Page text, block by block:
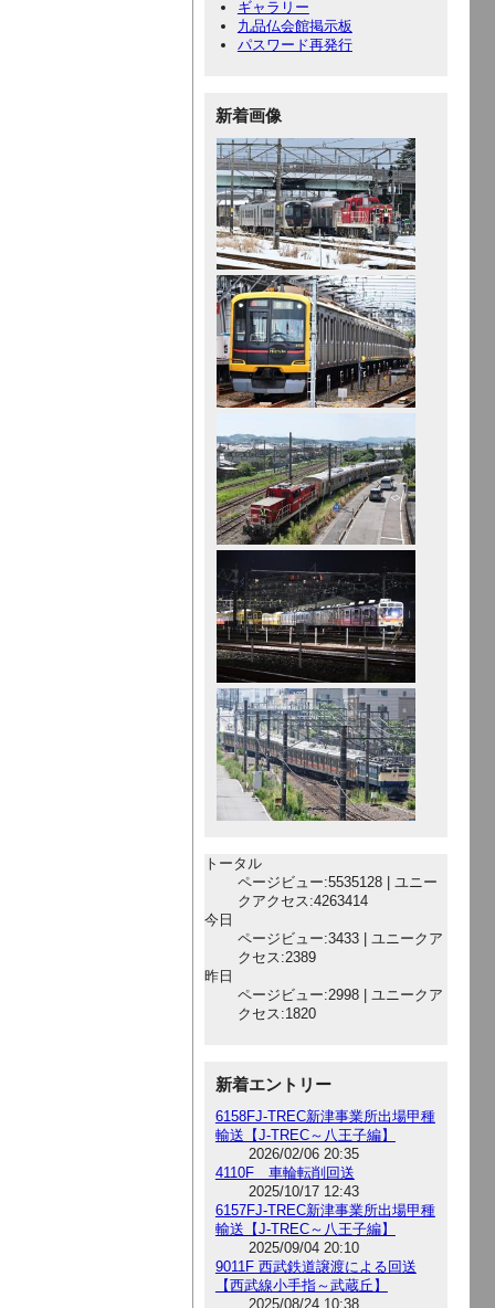
ギャラリー
九品仏会館掲示板
パスワード再発行
新着画像
トータル
ページビュー:5535128 | ユニー
クアクセス:4263414
今日
ページビュー:3433 | ユニークア
クセス:2389
昨日
ページビュー:2998 | ユニークア
クセス:1820
新着エントリー
6158FJ-TREC新津事業所出場甲種
輸送【J-TREC～八王子編】
2026/02/06 20:35
4110F 車輪転削回送
2025/10/17 12:43
6157FJ-TREC新津事業所出場甲種
輸送【J-TREC～八王子編】
2025/09/04 20:10
9011F 西武鉄道譲渡による回送
【西武線小手指～武蔵丘】
2025/08/24 10:38